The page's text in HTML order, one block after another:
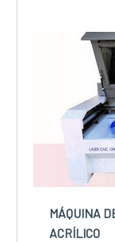
CORTE
sua
MÁQUINA
ACRÍLICO